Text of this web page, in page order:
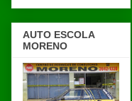
AUTO ESCOLA
MORENO